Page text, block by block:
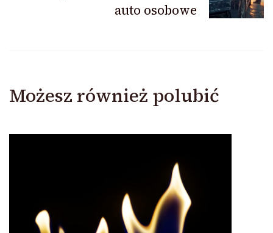
auto osobowe
Możesz również polubić